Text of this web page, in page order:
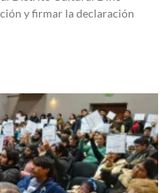
y firmar la declaración